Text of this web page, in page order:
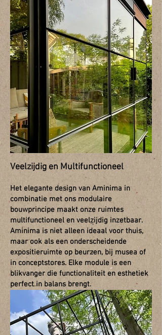
Veelzijdig en Multifunctioneel
Het elegante design van Aminima in
combinatie met ons modulaire
bouwprincipe maakt onze ruimtes
multifunctioneel en veelzijdig inzetbaar.
Aminima is niet alleen ideaal voor thuis,
maar ook als een onderscheidende
expositieruimte op beurzen, bij musea of
in conceptstores. Elke module is een
blikvanger die functionaliteit en esthetiek
perfect in balans brengt.